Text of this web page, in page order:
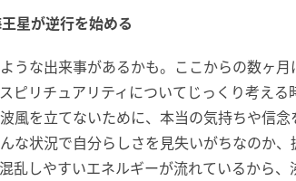
星が逆行を始める
うな出来事があるかも。ここからの数ヶ
ピリチュアリティについてじっくり考え
風を立てないために、本当の気持ちや信
な状況で自分らしさを見失いがちなのか
乱しやすいエネルギーが流れているから